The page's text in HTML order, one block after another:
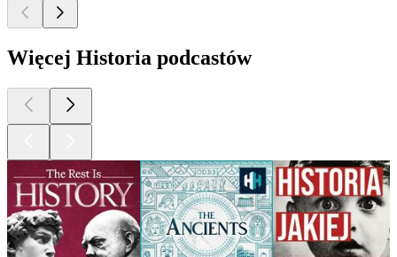
Więcej Historia podcastów